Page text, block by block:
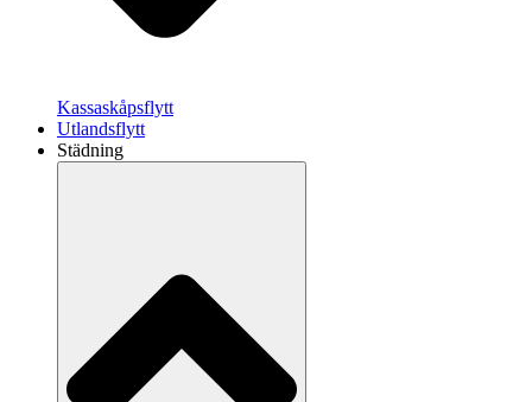
Kassaskåpsflytt
Utlandsflytt
Städning